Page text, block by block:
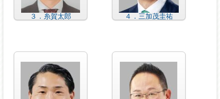
３．糸賀太郎 ４．三加茂圭祐